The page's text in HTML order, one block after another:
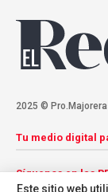
2025 ©
Tu medio digital
Síguenos en las
Este sitio web